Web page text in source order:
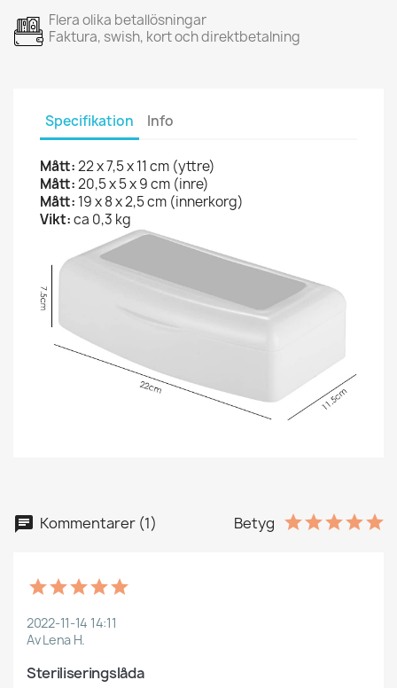
Flera olika betallösningar
Faktura, swish, kort och direktbetalning
Specifikation Info
Mått:22 x 7,5 x 11 cm (yttre)
Mått:20,5 x 5 x 9 cm (inre)
Mått: 19 x 8 x 2,5 cm (innerkorg)
Vikt:ca 0,3 kg
Kommentarer (1) Betyg
2022-11-14 14:11
Av Lena H.
Steriliseringslåda